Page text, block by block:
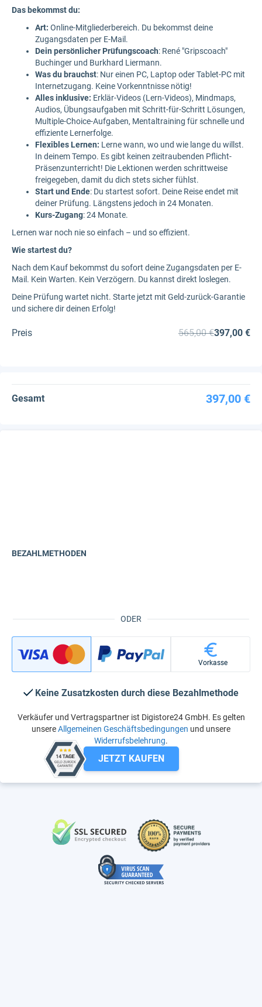
Das bekommst du:
Art: Online-Mitgliederbereich. Du bekommst deine
Zugangsdaten per E-Mail.
Dein persönlicher Prüfungscoach: René "Gripscoach"
Buchinger und Burkhard Liermann.
Was du brauchst: Nur einen PC, Laptop oder Tablet-PC mit
Internetzugang. Keine Vorkenntnisse nötig!
Alles inklusive: Erklär-Videos (Lern-Videos), Mindmaps,
Audios, Übungsaufgaben mit Schritt-für-Schritt Lösungen,
Multiple-Choice-Aufgaben, Mentaltraining für schnelle und
effiziente Lernerfolge.
Flexibles Lernen: Lerne wann, wo und wie lange du willst.
In deinem Tempo. Es gibt keinen zeitraubenden Pflicht-
Präsenzunterricht! Die Lektionen werden schrittweise
freigegeben, damit du dich stets sicher fühlst.
Start und Ende: Du startest sofort. Deine Reise endet mit
deiner Prüfung. Längstens jedoch in 24 Monaten.
Kurs-Zugang: 24 Monate.
Lernen war noch nie so einfach – und so effizient.
Wie startest du?
Nach dem Kauf bekommst du sofort deine Zugangsdaten per E-
Mail. Kein Warten. Kein Verzögern. Du kannst direkt loslegen.
Deine Prüfung wartet nicht. Starte jetzt mit Geld-zurück-Garantie
und sichere dir deinen Erfolg!
Preis 565,00 €397,00 €
Gesamt 397,00 €
ODER
BEZAHLMETHODEN
Vorkasse
Keine Zusatzkosten durch diese Bezahlmethode
Verkäufer und Vertragspartner ist Digistore24 GmbH. Es gelten
unsereAllgemeinen Geschäftsbedingungen und unsere
Widerrufsbelehrung.
JETZT KAUFEN